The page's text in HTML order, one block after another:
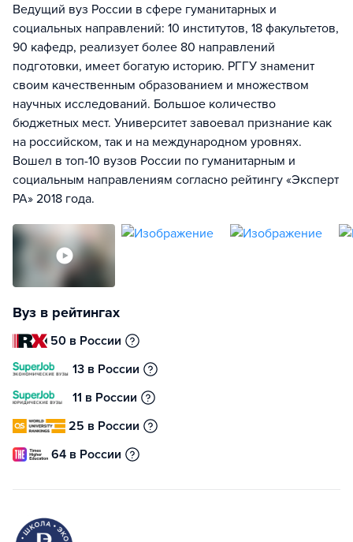
Ведущий вуз России в сфере гуманитарных и
социальных направлений: 10 институтов, 18 факультетов,
90 кафедр, реализует более 80 направлений
подготовки, имеет богатую историю. РГГУ знаменит
своим качественным образованием и множеством
научных исследований. Большое количество
бюджетных мест. Университет завоевал признание как
на российском, так и на международном уровнях.
Вошел в топ-10 вузов России по гуманитарным и
социальным направлениям согласно рейтингу «Эксперт
РА» 2018 года.
Вуз в рейтингах
50 в России
13 в России
11 в России
25 в России
64 в России